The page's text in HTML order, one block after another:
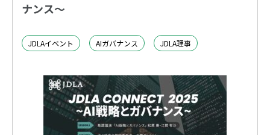
ナンス～
JDLAイベント AIガバナンス JDLA理事